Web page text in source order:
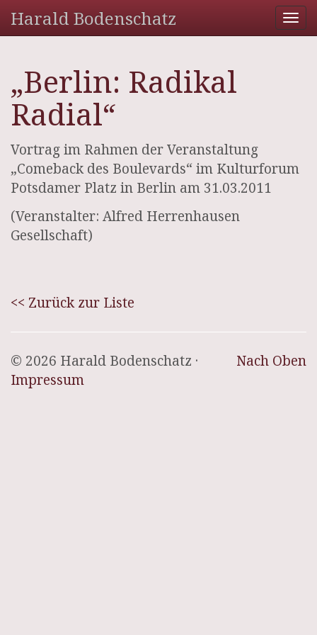
Harald Bodenschatz
„Berlin: Radikal
Radial“
Vortrag im Rahmen der Veranstaltung
„Comeback des Boulevards“ im Kulturforum
Potsdamer Platz in Berlin am 31.03.2011
(Veranstalter: Alfred Herrenhausen
Gesellschaft)
<< Zurück zur Liste
Nach Oben
© 2026 Harald Bodenschatz ·
Impressum